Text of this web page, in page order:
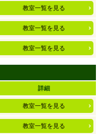
教室一覧を見る
教室一覧を見る
教室一覧を見る
詳細
教室一覧を見る
教室一覧を見る